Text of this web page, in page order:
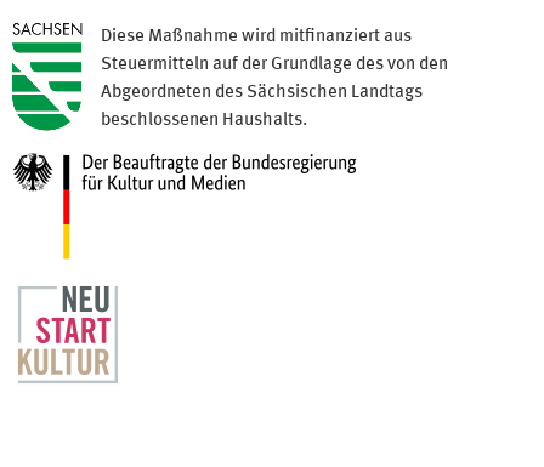
Diese Maßnahme wird mitfinanziert aus
Steuermitteln auf der Grundlage des von den
Abgeordneten des Sächsischen Landtags
beschlossenen Haushalts.